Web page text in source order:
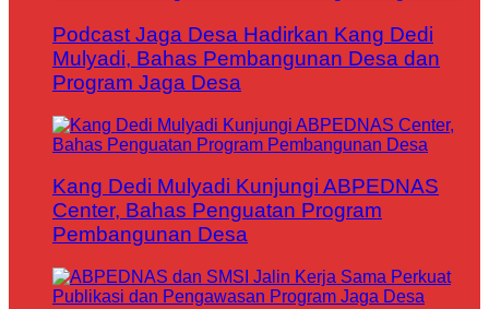
Podcast Jaga Desa Hadirkan Kang Dedi
Mulyadi, Bahas Pembangunan Desa dan
Program Jaga Desa
Kang Dedi Mulyadi Kunjungi ABPEDNAS
Center, Bahas Penguatan Program
Pembangunan Desa